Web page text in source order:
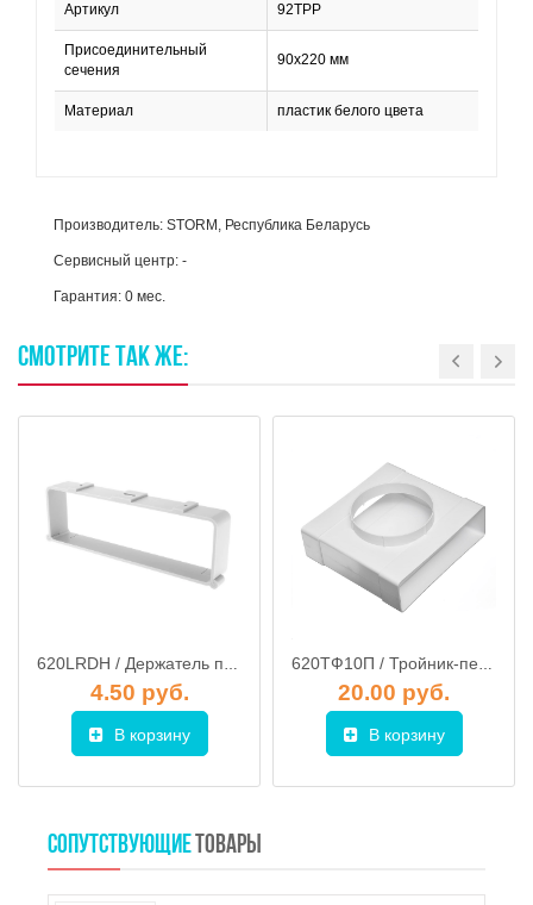
Артикул 92TPP
Присоединительный
сечения
90х220 мм
Материал пластик белого цвета
Производитель: STORM, Республика Беларусь
Сервисный центр: -
Гарантия: 0 мес.
СМОТРИТЕ ТАКЖЕ:
620LRDH / Держатель плоского канала 60х204 мм, ЭРА
4.50 руб.
В корзину
620ТФ10П / Тройник-переход для плоских воздуховодов 60х204 мм / d.100мм, ЭРА
20.00 руб.
В корзину
СОПУТСТВУЮЩИЕ ТОВАРЫ